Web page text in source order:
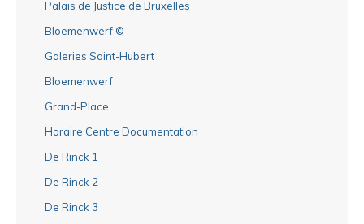
Palais de Justice de Bruxelles
Bloemenwerf ©
Galeries Saint-Hubert
Bloemenwerf
Grand-Place
Horaire Centre Documentation
De Rinck 1
De Rinck 2
De Rinck 3